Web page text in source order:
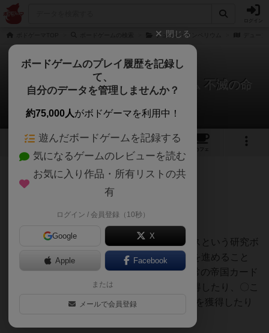
デューン：インペリウム
デューン：砂の惑星 インペリウム 不滅の命
TKさんのレビュー
1 2
カフェ
756名 3名 0 2年以上前
DUNE IMPERIUMの２番目の拡張
メインボードに加え、ベネ・トレイラックスという研究ボ
ードが追加され、このボード上で「研究」を進めること
で、獲得した「specimen(検体)」により通常の帝国カード
列とは違うトレイラックス列のカードを獲得したり、〇こ
ろがしみたいな虫のアイコンでVP等の報酬を獲得したり
閉じる
ボードゲームのプレイ履歴を記録し
て、
自分のデータを管理しませんか？
約75,000人がボドゲーマを利用中！
遊んだボードゲームを記録する
気になるゲームのレビューを読む
お気に入り作品・所有リストの共
有
ログイン / 会員登録（10秒）
Google X
Apple Facebook
または
メールで会員登録